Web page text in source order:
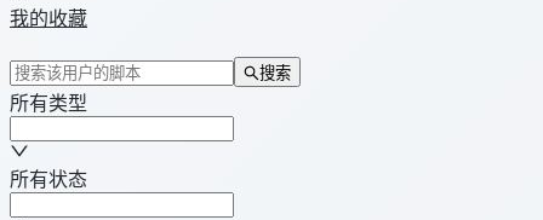
我的收藏
搜索
所有类型
所有状态